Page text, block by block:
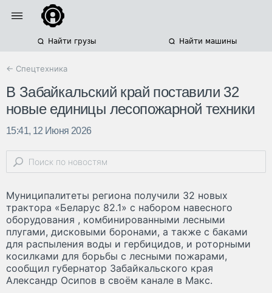
Найти грузы Найти машины
← Спецтехника
В Забайкальский край поставили 32
новые единицы лесопожарной техники
15:41, 12 Июня 2026
Муниципалитеты региона получили 32 новых
трактора «Беларус 82.1» с набором навесного
оборудования , комбинированными лесными
плугами, дисковыми боронами, а также с баками
для распыления воды и гербицидов, и роторными
косилками для борьбы с лесными пожарами,
сообщил губернатор Забайкальского края
Александр Осипов в своём канале в Макс.